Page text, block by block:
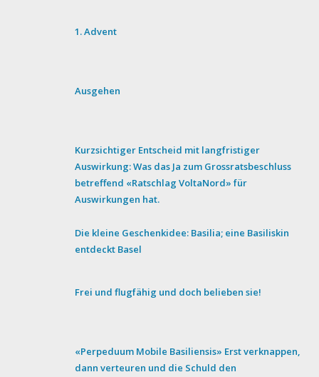
1. Advent
Ausgehen
Kurzsichtiger Entscheid mit langfristiger
Auswirkung: Was das Ja zum Grossratsbeschluss
betreffend «Ratschlag VoltaNord» für
Auswirkungen hat.
Die kleine Geschenkidee: Basilia; eine Basiliskin
entdeckt Basel
Frei und flugfähig und doch belieben sie!
«Perpeduum Mobile Basiliensis» Erst verknappen,
dann verteuren und die Schuld den